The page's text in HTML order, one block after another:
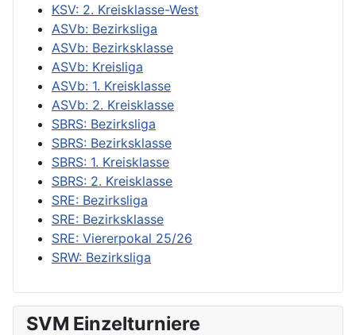
KSV: 2. Kreisklasse-West
ASVb: Bezirksliga
ASVb: Bezirksklasse
ASVb: Kreisliga
ASVb: 1. Kreisklasse
ASVb: 2. Kreisklasse
SBRS: Bezirksliga
SBRS: Bezirksklasse
SBRS: 1. Kreisklasse
SBRS: 2. Kreisklasse
SRE: Bezirksliga
SRE: Bezirksklasse
SRE: Viererpokal 25/26
SRW: Bezirksliga
SVM Einzelturniere